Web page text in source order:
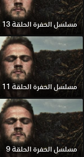
مسلسل الحفرة الحلقة 13
مسلسل الحفرة الحلقة 11
مسلسل الحفرة الحلقة 9